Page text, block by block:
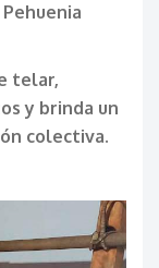
telar,
y brinda un
colectiva.